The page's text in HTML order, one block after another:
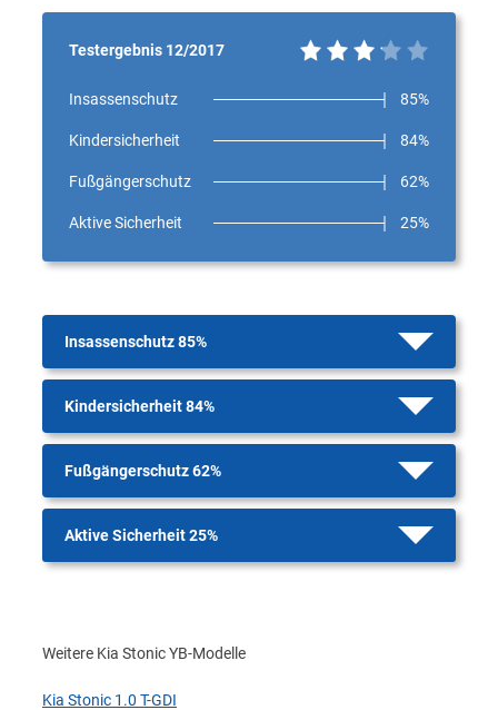
Testergebnis 12/2017
Insassenschutz 85%
Kindersicherheit 84%
Fußgängerschutz 62%
Aktive Sicherheit 25%
Insassenschutz 85%
Kindersicherheit 84%
Fußgängerschutz 62%
Aktive Sicherheit 25%
Weitere Kia Stonic YB-Modelle
Kia Stonic 1.0 T-GDI